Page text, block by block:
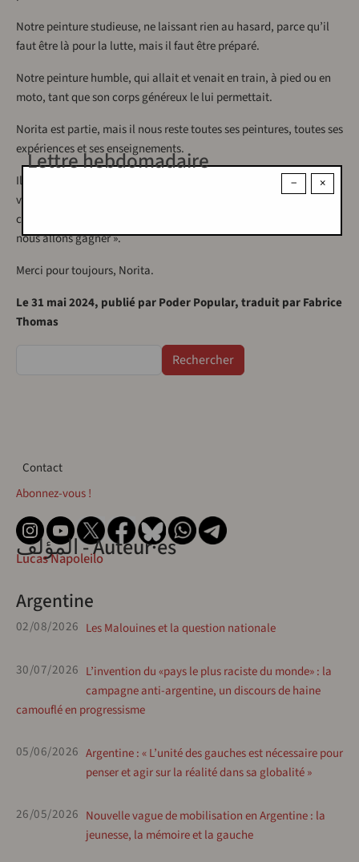
Notre peinture studieuse, ne laissant rien au hasard, parce qu’il
faut être là pour la lutte, mais il faut être préparé.
Notre peinture humble, qui allait et venait en train, à pied ou en
moto, tant que son corps généreux le lui permettait.
Norita est partie, mais il nous reste toutes ses peintures, toutes ses
expériences et ses enseignements.
Il nous reste la meilleure des peintures, celle qui est toujours
vivante et qui ne se fatigue jamais, celle qui nous a crié, qui nous
crie et qui nous criera : « nous allons gagner, nous allons gagner,
nous allons gagner ».
Merci pour toujours, Norita.
Le 31 mai 2024, publié par Poder Popular, traduit par Fabrice
Thomas
×
−
Lettre hebdomadaire
Contact
Contact
Abonnez-vous !
المؤلف - Auteur·esLucas Napoleilo
Argentine
02/08/2026 Les Malouines et la question nationale
30/07/2026 L’invention du «pays le plus raciste du monde» : la
campagne anti-argentine, un discours de haine
camouflé en progressisme
05/06/2026 Argentine : « L’unité des gauches est nécessaire pour
penser et agir sur la réalité dans sa globalité »
26/05/2026 Nouvelle vague de mobilisation en Argentine : la
jeunesse, la mémoire et la gauche